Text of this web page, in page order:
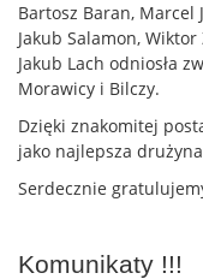
Bartosz Baran, Marcel
Jakub Salamon,
Jakub Lach odniosła
Morawicy i Bilczy.
Dzięki znakomitej
jako najlepsza
Serdecznie
Komunikaty !!!